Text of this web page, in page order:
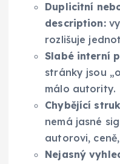
Duplicitní
description:
rozlišuje
Slabé interní
stránky jsou
málo autority.
Chybějící
nemá jasné
autorovi,
Nejasný